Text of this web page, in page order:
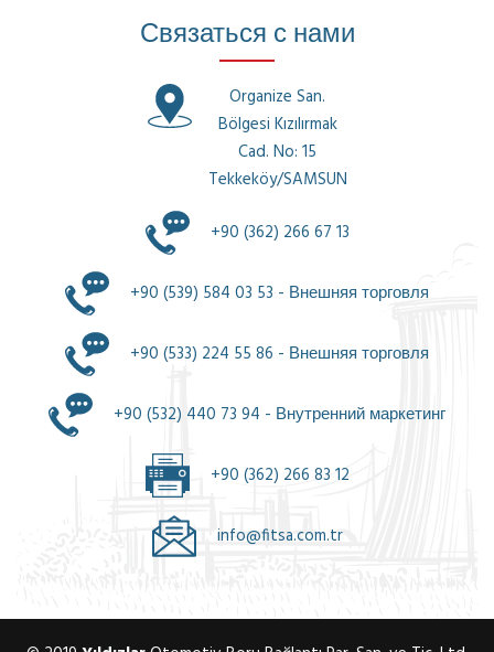
Связаться с нами
Organize San.
Bölgesi Kızılırmak
Cad. No: 15
Tekkeköy/SAMSUN
+90 (362) 266 67 13
+90 (539) 584 03 53 - Внешняя торговля
+90 (533) 224 55 86 - Внешняя торговля
+90 (532) 440 73 94 - Внутренний маркетинг
+90 (362) 266 83 12
info@fitsa.com.tr